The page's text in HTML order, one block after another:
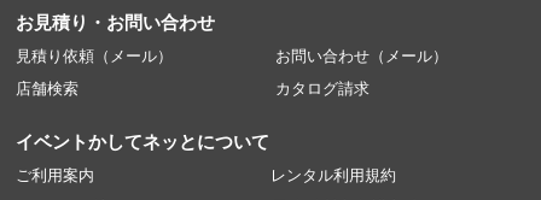
お見積り・お問い合わせ
見積り依頼（メール）
お問い合わせ（メール）
店舗検索
カタログ請求
イベントかしてネッとについて
ご利用案内
レンタル利用規約